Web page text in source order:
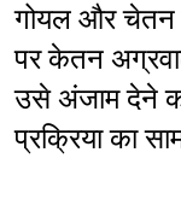
गोयल और चेतन
पर केतन
उसे अंजाम देने
प्रक्रिया का